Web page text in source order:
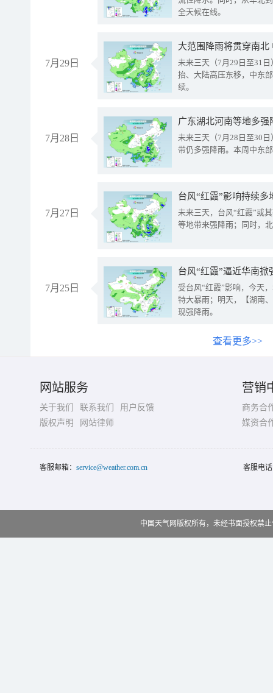
全天候在线。
7月29日
大范围降雨将贯穿南
未来三天（7月29日至31
抬、大陆高压东移，中东
续。
7月28日
广东湖北河南等地多
未来三天（7月28日至30
带仍多强降雨。本周中东
7月27日
台风“红霞”影响持续
未来三天，台风“红霞”或
等地带来强降雨；同时，
7月25日
台风“红霞”逼近华南
受台风“红霞”影响，今天
特大暴雨；明天，【湖南
现强降雨。
查看更多>>
网站服务
关于我们 联系我们
用户反馈
版权声明
网站律师
营销
商务合
媒资合
客服邮箱： service@weather.com.cn 客服电
中国天气网版权所有，未经书面授权